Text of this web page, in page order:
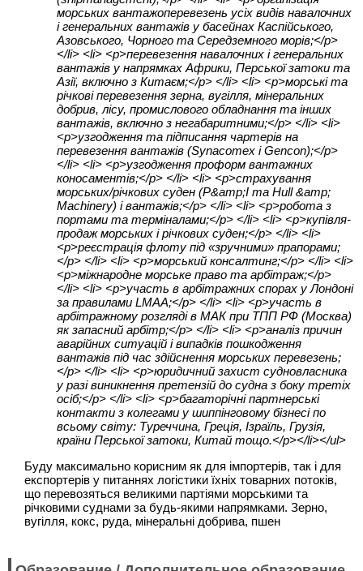
морських вантажоперевезень усіх видів навалочних
і генеральних вантажів у басейнах Каспійського,
Азовського, Чорного та Середземного морів;</p>
</li> <li> <p>перевезення навалочних і генеральних
вантажів у напрямках Африки, Перської затоки та
Азії, включно з Китаєм;</p> </li> <li> <p>морські та
річкові перевезення зерна, вугілля, мінеральних
добрив, лісу, промислового обладнання та інших
вантажів, включно з негабаритними;</p> </li> <li>
<p>узгодження та підписання чартерів на
перевезення вантажів (Synacomex і Gencon);</p>
</li> <li> <p>узгодження проформ вантажних
коносаментів;</p> </li> <li> <p>страхування
морських/річкових суден (P&amp;I та Hull &amp;
Machinery) і вантажів;</p> </li> <li> <p>робота з
портами та терміналами;</p> </li> <li> <p>купівля-
продаж морських і річкових суден;</p> </li> <li>
<p>реєстрація флоту під «зручними» прапорами;
</p> </li> <li> <p>морський консалтинг;</p> </li> <li>
<p>міжнародне морське право та арбітраж;</p>
</li> <li> <p>участь в арбітражних спорах у Лондоні
за правилами LMAA;</p> </li> <li> <p>участь в
арбітражному розгляді в МАК при ТПП РФ (Москва)
як запасний арбітр;</p> </li> <li> <p>аналіз причин
аварійних ситуацій і випадків пошкодження
вантажів під час здійснення морських перевезень;
</p> </li> <li> <p>юридичний захист судновласника
у разі виникнення претензій до судна з боку третіх
осіб;</p> </li> <li> <p>багаторічні партнерські
контакти з колегами у шиппінговому бізнесі по
всьому світу: Туреччина, Греція, Ізраїль, Грузія,
країни Перської затоки, Китай тощо.</p></li></ul>
Буду максимально корисним як для імпортерів, так і для
експортерів у питаннях логістики їхніх товарних потоків,
що перевозяться великими партіями морськими та
річковими суднами за будь-якими напрямками. Зерно,
вугілля, кокс, руда, мінеральні добрива, пшен